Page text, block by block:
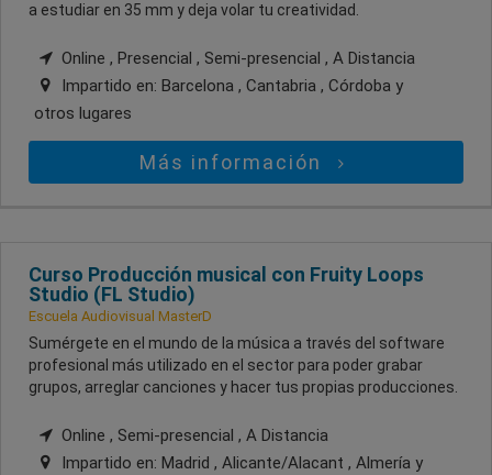
a estudiar en 35 mm y deja volar tu creatividad.
Online , Presencial , Semi-presencial , A Distancia
Impartido en: Barcelona , Cantabria , Córdoba y
otros lugares
Más información
Curso Producción musical con Fruity Loops
Studio (FL Studio)
Escuela Audiovisual MasterD
Sumérgete en el mundo de la música a través del software
profesional más utilizado en el sector para poder grabar
grupos, arreglar canciones y hacer tus propias producciones.
Online , Semi-presencial , A Distancia
Impartido en: Madrid , Alicante/Alacant , Almería y